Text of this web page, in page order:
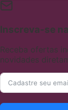
Inscreva-se
Receba ofertas
novidades